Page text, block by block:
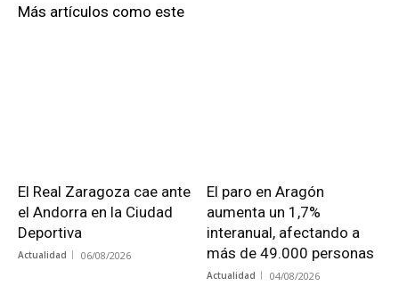
Más artículos como este
El Real Zaragoza cae ante
el Andorra en la Ciudad
Deportiva
Actualidad 06/08/2026
El paro en Aragón
aumenta un 1,7%
interanual, afectando a
más de 49.000 personas
Actualidad 04/08/2026